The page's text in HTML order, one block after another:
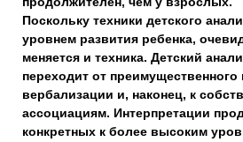
Поскольку техники детского
уровнем развития ребенка,
меняется и техника. Детский
переходит от
вербализации и, наконец, к
ассоциациям. Интерпретации
конкретных к более высоким